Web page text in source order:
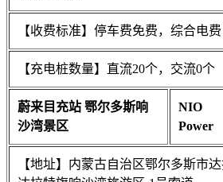
【收费标准】停车费免费，综合电费
【充电桩数量】直流20个，交流0个
蔚来目充站 鄂尔多斯响
沙湾景区
NIO
Power
【地址】内蒙古自治区鄂尔多斯市